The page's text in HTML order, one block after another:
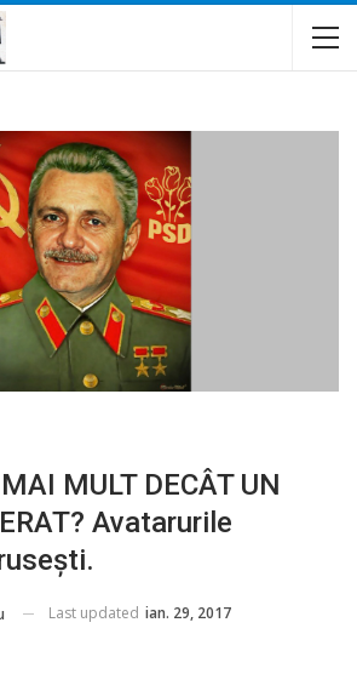
MULT DECÂT UN
Avatarurile
Last updated ian. 29, 2017